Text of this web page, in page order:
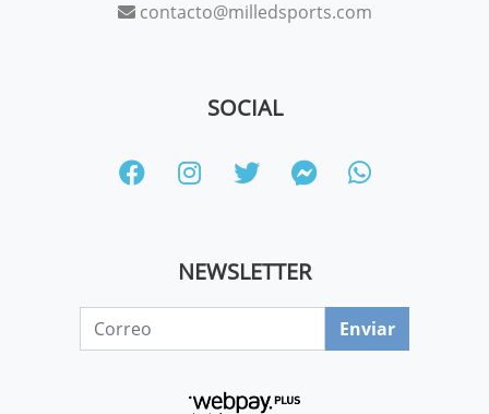
contacto@milledsports.com
SOCIAL
NEWSLETTER
Enviar